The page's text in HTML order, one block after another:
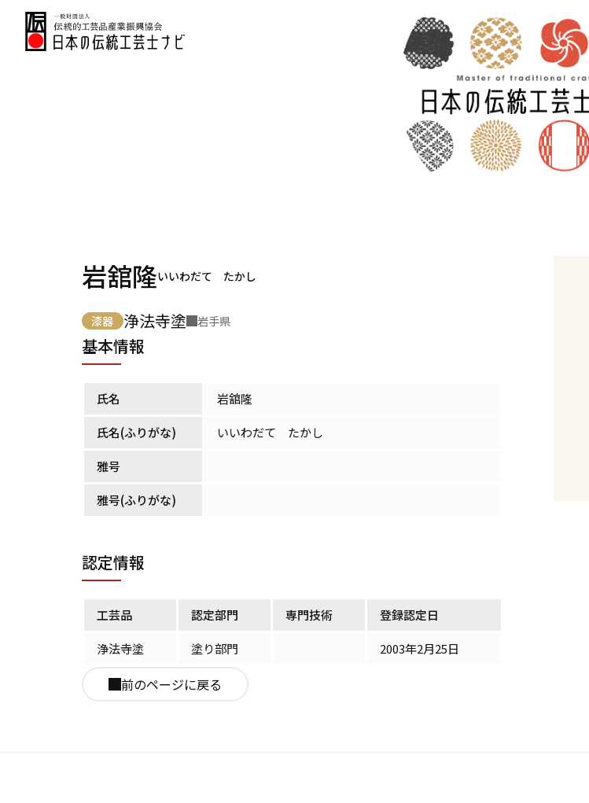
岩舘隆いいわだて たかし
漆器 浄法寺塗 岩手県
基本情報
氏名 岩舘隆
氏名(ふりがな) いいわだて たかし
雅号
雅号(ふりがな)
認定情報
工芸品 認定部門 専門技術 登録認定日
浄法寺塗 塗り部門 2003年2月25日
前のページに戻る